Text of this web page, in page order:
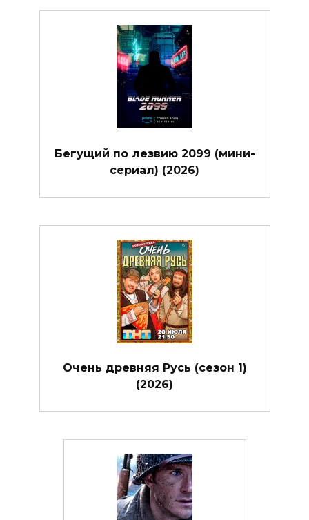
Бегущий по лезвию 2099 (мини-
сериал) (2026)
Очень древняя Русь (сезон 1)
(2026)